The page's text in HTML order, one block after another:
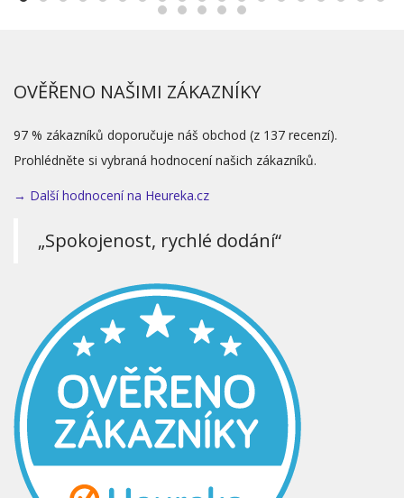
OVĚŘENO NAŠIMI ZÁKAZNÍKY
97 % zákazníků doporučuje náš obchod (z 137 recenzí).
Prohlédněte si vybraná hodnocení našich zákazníků.
→ Další hodnocení na Heureka.cz
„Spokojenost, rychlé dodání“